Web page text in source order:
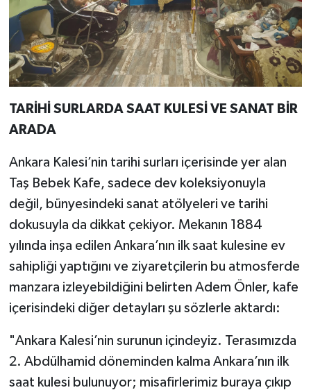
TARİHİ SURLARDA SAAT KULESİ VE SANAT BİR
ARADA
Ankara Kalesi’nin tarihi surları içerisinde yer alan
Taş Bebek Kafe, sadece dev koleksiyonuyla
değil, bünyesindeki sanat atölyeleri ve tarihi
dokusuyla da dikkat çekiyor. Mekanın 1884
yılında inşa edilen Ankara’nın ilk saat kulesine ev
sahipliği yaptığını ve ziyaretçilerin bu atmosferde
manzara izleyebildiğini belirten Adem Önler, kafe
içerisindeki diğer detayları şu sözlerle aktardı:
"Ankara Kalesi’nin surunun içindeyiz. Terasımızda
2. Abdülhamid döneminden kalma Ankara’nın ilk
saat kulesi bulunuyor; misafirlerimiz buraya çıkıp